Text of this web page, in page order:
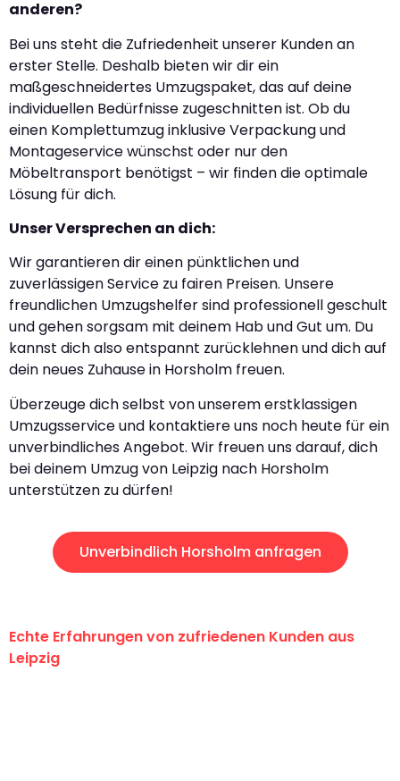
anderen?
Bei uns steht die Zufriedenheit unserer Kunden an
erster Stelle. Deshalb bieten wir dir ein
maßgeschneidertes Umzugspaket, das auf deine
individuellen Bedürfnisse zugeschnitten ist. Ob du
einen Komplettumzug inklusive Verpackung und
Montageservice wünschst oder nur den
Möbeltransport benötigst – wir finden die optimale
Lösung für dich.
Unser Versprechen an dich:
Wir garantieren dir einen pünktlichen und
zuverlässigen Service zu fairen Preisen. Unsere
freundlichen Umzugshelfer sind professionell geschult
und gehen sorgsam mit deinem Hab und Gut um. Du
kannst dich also entspannt zurücklehnen und dich auf
dein neues Zuhause in Horsholm freuen.
Überzeuge dich selbst von unserem erstklassigen
Umzugsservice und kontaktiere uns noch heute für ein
unverbindliches Angebot. Wir freuen uns darauf, dich
bei deinem Umzug von Leipzig nach Horsholm
unterstützen zu dürfen!
Unverbindlich Horsholm anfragen
Echte Erfahrungen von zufriedenen Kunden aus
Leipzig